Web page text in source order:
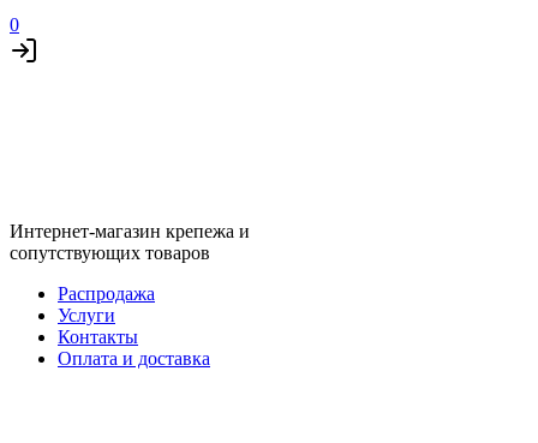
0
Интернет-магазин крепежа и
сопутствующих товаров
Распродажа
Услуги
Контакты
Оплата и доставка